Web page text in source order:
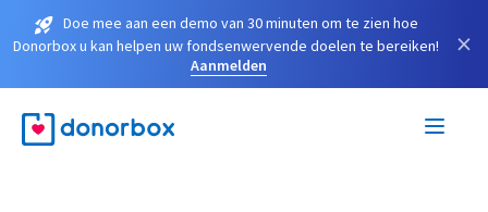
Doe mee aan een demo van 30 minuten om te zien hoe
Donorbox u kan helpen uw fondsenwervende doelen te bereiken!
Aanmelden
×